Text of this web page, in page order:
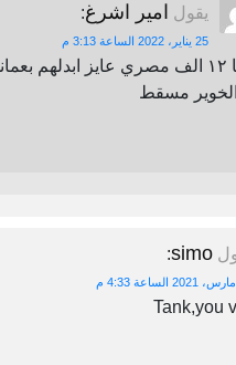
يقول امير اشرغ:
25 يناير، 2022 الساعة 3:13 م
معايا ١٢ الف مصري عايز ابدلهم
مسقط
simo
:
Tank,you